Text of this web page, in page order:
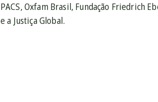
PACS, Oxfam Brasil, Fundação Friedrich
e a Justiça Global.